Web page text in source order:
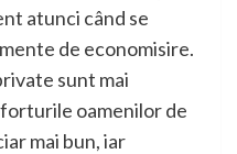
atunci când se
de economisire.
sunt mai
oamenilor de
mai bun, iar